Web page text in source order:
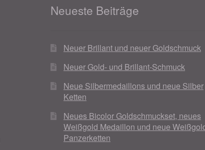
Neueste Beiträge
Neuer Brillant und neuer Goldschmuck
Neuer Gold- und Brillant-Schmuck
Neue Silbermedaillons und neue Silber
Ketten
Neues Bicolor Goldschmuckset, neues
Weißgold Medaillon und neue
Panzerketten